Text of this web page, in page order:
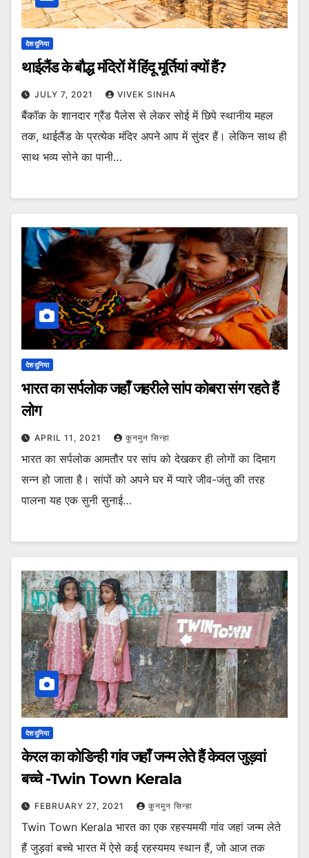
देश दुनिया
थाईलैंड के बौद्ध मंदिरों में हिंदू मूर्तियां क्यों हैं?
JULY 7, 2021 VIVEK SINHA
बैंकॉक के शानदार ग्रैंड पैलेस से लेकर सोई में छिपे स्थानीय महल
तक, थाईलैंड के प्रत्येक मंदिर अपने आप में सुंदर हैं। लेकिन साथ ही
साथ भव्य सोने का पानी…
देश दुनिया
भारत का सर्पलोक जहाँ जहरीले सांप कोबरा संग रहते हैं
लोग
APRIL 11, 2021 कुनमुन सिन्हा
भारत का सर्पलोक आमतौर पर सांप को देखकर ही लोगों का दिमाग
सन्न हो जाता है। सांपों को अपने घर में प्यारे जीव-जंतु की तरह
पालना यह एक सुनी सुनाई…
देश दुनिया
केरल का कोडिन्ही गांव जहाँ जन्म लेते हैं केवल जुड़वां
बच्चे -Twin Town Kerala
FEBRUARY 27, 2021 कुनमुन सिन्हा
Twin Town Kerala भारत का एक रहस्यमयी गांव जहां जन्म लेते
हैं जुड़वां बच्चे भारत में ऐसे कई रहस्यमय स्थान हैं, जो आज तक